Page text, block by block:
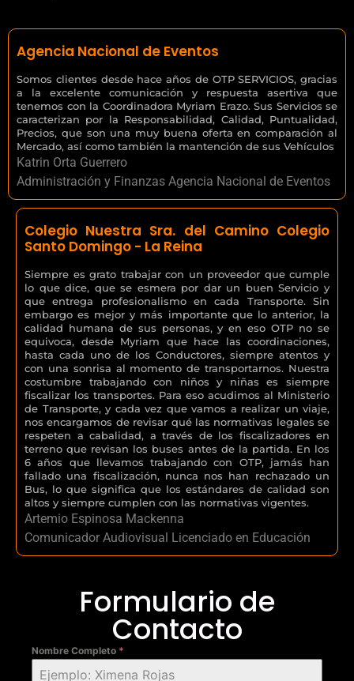
Agencia Nacional de Eventos
Somos clientes desde hace años de OTP SERVICIOS, gracias
a la excelente comunicación y respuesta asertiva que
tenemos con la Coordinadora Myriam Erazo. Sus Servicios se
caracterizan por la Responsabilidad, Calidad, Puntualidad,
Precios, que son una muy buena oferta en comparación al
Mercado, así como también la mantención de sus Vehículos
Katrin Orta Guerrero
Administración y Finanzas Agencia Nacional de Eventos
Colegio Nuestra Sra. del Camino Colegio
Santo Domingo - La Reina
Siempre es grato trabajar con un proveedor que cumple
lo que dice, que se esmera por dar un buen Servicio y
que entrega profesionalismo en cada Transporte. Sin
embargo es mejor y más importante que lo anterior, la
calidad humana de sus personas, y en eso OTP no se
equivoca, desde Myriam que hace las coordinaciones,
hasta cada uno de los Conductores, siempre atentos y
con una sonrisa al momento de transportarnos. Nuestra
costumbre trabajando con niños y niñas es siempre
fiscalizar los transportes. Para eso acudimos al Ministerio
de Transporte, y cada vez que vamos a realizar un viaje,
nos encargamos de revisar qué las normativas legales se
respeten a cabalidad, a través de los fiscalizadores en
terreno que revisan los buses antes de la partida. En los
6 años que llevamos trabajando con OTP, jamás han
fallado una fiscalización, nunca nos han rechazado un
Bus, lo que significa que los estándares de calidad son
altos y siempre cumplen con las normativas vigentes.
Artemio Espinosa Mackenna
Comunicador Audiovisual Licenciado en Educación
Formulario de
Contacto
Nombre Completo *